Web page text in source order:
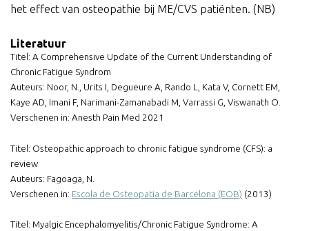
het effect van osteopathie bij ME/CVS patiënten. (NB)
Literatuur
Titel: A Comprehensive Update of the Current Understanding of
Chronic Fatigue Syndrom
Auteurs: Noor, N., Urits I, Degueure A, Rando L, Kata V, Cornett EM,
Kaye AD, Imani F, Narimani-Zamanabadi M, Varrassi G, Viswanath O.
Verschenen in: Anesth Pain Med 2021
Titel: Osteopathic approach to chronic fatigue syndrome (CFS): a
review
Auteurs: Fagoaga, N.
Verschenen in: Escola de Osteopatia de Barcelona (EOB) (2013)
Titel: Myalgic Encephalomyelitis/Chronic Fatigue Syndrome: A